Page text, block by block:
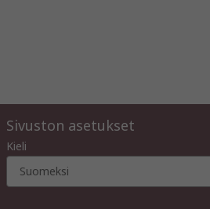
Sivuston asetukset
Kieli
Suomeksi